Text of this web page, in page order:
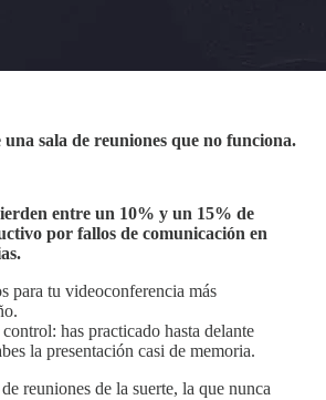
sala de reuniones que no funciona.
entre un 10% y un 15% de
por fallos de comunicación en
para tu videoconferencia más
has practicado hasta delante
la presentación casi de memoria.
reuniones de la suerte, la que nunca